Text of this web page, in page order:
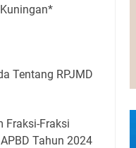
Tentang RPJMD
Fraksi-Fraksi
Tahun 2024